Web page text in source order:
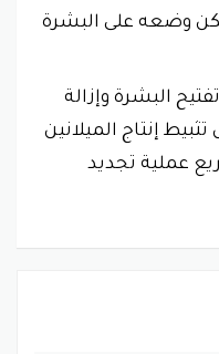
وضعه على البشرة
البشرة وإزالة
إنتاج الميلانين
عملية تجديد